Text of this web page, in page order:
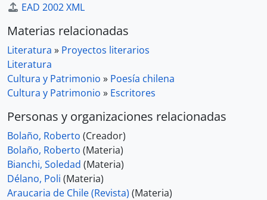
EAD 2002 XML
Materias relacionadas
Literatura » Proyectos literarios
Literatura
Cultura y Patrimonio » Poesía chilena
Cultura y Patrimonio » Escritores
Personas y organizaciones relacionadas
Bolaño, Roberto (Creador)
Bolaño, Roberto (Materia)
Bianchi, Soledad (Materia)
Délano, Poli (Materia)
Araucaria de Chile (Revista) (Materia)